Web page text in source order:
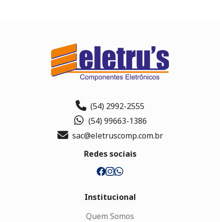
(54) 2992-2555
(54) 99663-1386
sac@eletruscomp.com.br
Redes sociais
Institucional
Quem Somos